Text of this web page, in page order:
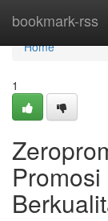
bookmark-rss
Home
Home
1